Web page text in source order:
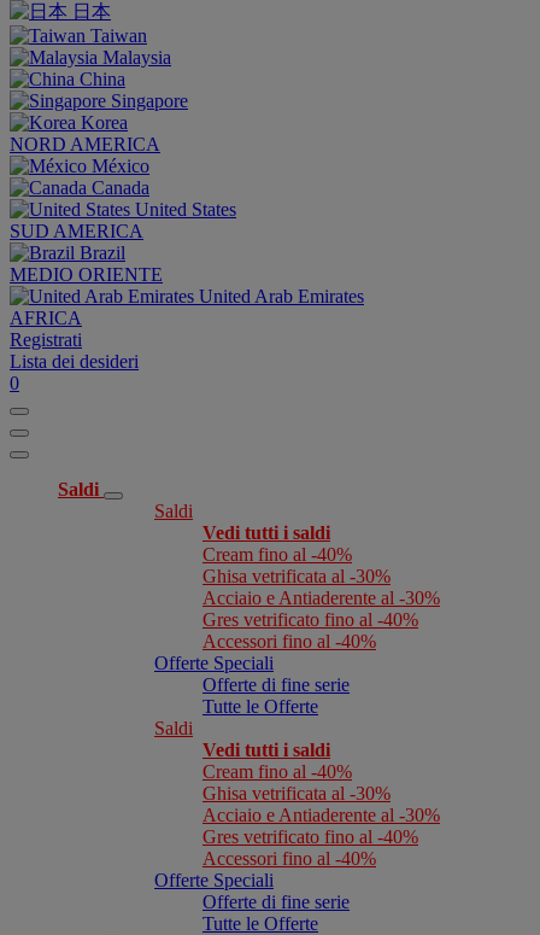
日本
Taiwan
Malaysia
China
Singapore
Korea
NORD AMERICA
México
Canada
United States
SUD AMERICA
Brazil
MEDIO ORIENTE
United Arab Emirates
AFRICA
Registrati
Lista dei desideri
0
Saldi
Saldi
Vedi tutti i saldi
Cream fino al -40%
Ghisa vetrificata al -30%
Acciaio e Antiaderente al -30%
Gres vetrificato fino al -40%
Accessori fino al -40%
Offerte Speciali
Offerte di fine serie
Tutte le Offerte
Saldi
Vedi tutti i saldi
Cream fino al -40%
Ghisa vetrificata al -30%
Acciaio e Antiaderente al -30%
Gres vetrificato fino al -40%
Accessori fino al -40%
Offerte Speciali
Offerte di fine serie
Tutte le Offerte